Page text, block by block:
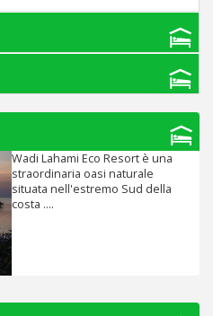
Wadi Lahami Eco Resort è una
straordinaria oasi naturale
situata nell'estremo Sud della
costa ....